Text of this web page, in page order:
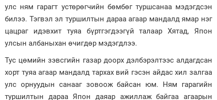
Дэлхий
Зурхай
улс ням гарагт устөрөгчийн бөмбөг туршсанаа мэдэгдсэн
билээ. Тэгвэл эл туршилтын дараа агаар мандалд ямар нэг
цацраг идэвхит туяа бүртгэгдээгүй талаар Хятад, Япон
улсын албаныхан өчигдөр мэдэгдлээ.
Тус цөмийн зэвсгийн газар доорх дэлбэрэлтээс алдагдсан
хорт туяа агаар мандалд тархах вий гэсэн айдас хил залгаа
улс орнуудын санааг зовоож байсан юм. Ням гарагийн
туршилтын дараа Япон даяар ажиллаж байгаа агаарын